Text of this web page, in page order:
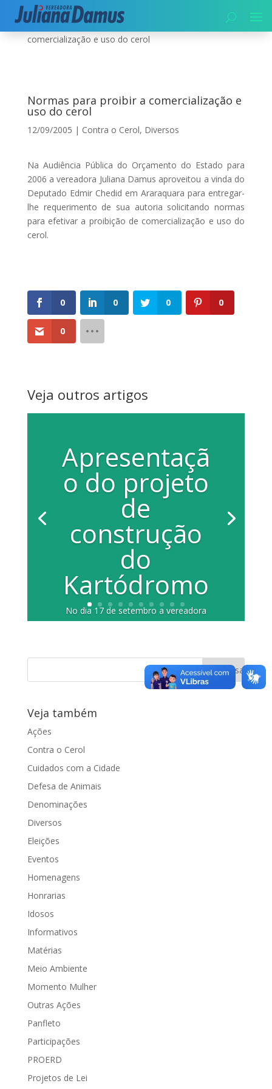
Início|Diversos|Normas para proibir a
comercialização e uso do cerol
Normas para proibir a comercialização e
uso do cerol
12/09/2005 | Contra o Cerol, Diversos
Na Audiência Pública do Orçamento do Estado para
2006 a vereadora Juliana Damus aproveitou a vinda do
Deputado Edmir Chedid em Araraquara para entregar-
lhe requerimento de sua autoria solicitando normas
para efetivar a proibição de comercialização e uso do
cerol.
0 0 0 0
0
Veja outros artigos
Apresentaçã
o do projeto
de
construção
do
Kartódromo
No dia 17 de setembro a vereadora
Juliana Damus realizou uma reunião
Veja também
Ações
Contra o Cerol
Cuidados com a Cidade
Defesa de Animais
Denominações
Diversos
Eleições
Eventos
Homenagens
Honrarias
Idosos
Informativos
Matérias
Meio Ambiente
Momento Mulher
Outras Ações
Panfleto
Participações
PROERD
Projetos de Lei